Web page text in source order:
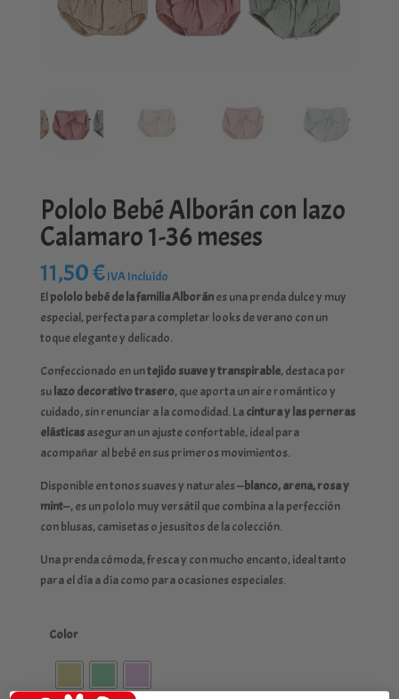
Pololo Bebé Alborán con lazo
Calamaro 1-36 meses
11,50€IVA Incluído
El pololo bebé de la familia Alboránes una prenda dulce y muy
especial, perfecta para completar looks de verano con un
toque elegante y delicado.
Confeccionado en untejido suave y transpirable, destaca por
su lazo decorativo trasero, que aporta un aire romántico y
cuidado, sin renunciar a la comodidad. Lacintura y las perneras
elásticasaseguran un ajuste confortable, ideal para
acompañar al bebé en sus primeros movimientos.
Disponible en tonos suaves y naturales —blanco, arena, rosa y
mint—, es un pololo muy versátil que combina a la perfección
con blusas, camisetas o jesusitos de la colección.
Una prenda cómoda, fresca y con mucho encanto, ideal tanto
para el día a día como para ocasiones especiales.
Color